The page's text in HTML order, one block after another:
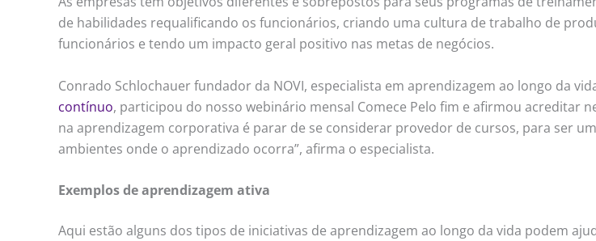
de habilidades requalificando os funcionários, criando uma cultura de trabalho de
funcionários e tendo um impacto geral positivo nas metas de negócios.
Conrado Schlochauer fundador da NOVI, especialista em aprendizagem ao longo da
contínuo, participou do nosso webinário mensal Comece Pelo fim e afirmou acreditar
na aprendizagem corporativa é parar de se considerar provedor de cursos, para ser
ambientes onde o aprendizado ocorra”, afirma o especialista.
Exemplos de aprendizagem ativa
Aqui estão alguns dos tipos de iniciativas de aprendizagem ao longo da vida podem